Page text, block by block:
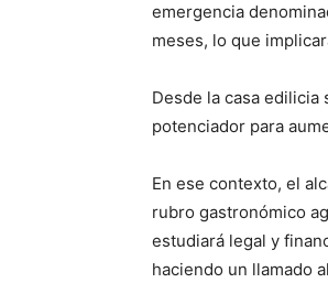
emergencia
meses, lo que
Desde la casa
potenciador para
En ese contexto, el
rubro gastronómico
estudiará legal y
haciendo un llamado